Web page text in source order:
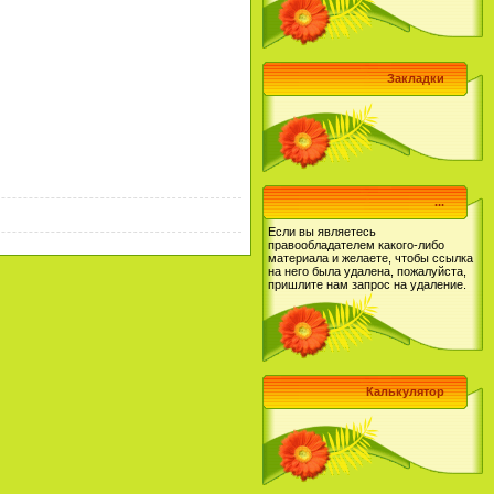
Закладки
...
Если вы являетесь
правообладателем какого-либо
материала и желаете, чтобы ссылка
на него была удалена, пожалуйста,
пришлите нам запрос на удаление.
Калькулятор